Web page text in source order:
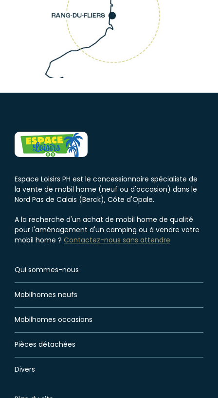
Espace Loisirs PH est le concessionnaire spécialiste de
la vente de mobil home (neuf ou d'occasion) dans le
Nord Pas de Calais (Berck), Côte d'Opale.
A la recherche d'un achat de mobil home de qualité
pour l'aménagement d'un camping ou à vendre votre
mobil home ? Contactez-nous sans attendre
Qui sommes-nous
Mobilhomes neufs
Mobilhomes occasions
Pièces détachées
Divers